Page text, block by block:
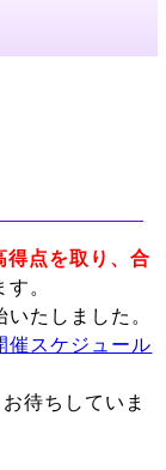
得点を取り、合
。
たしました。
催スケジュール
待ちしていま